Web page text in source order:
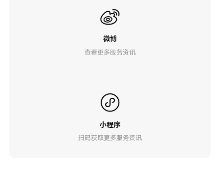
微博
查看更多服务资讯
小程序
扫码获取更多服务资讯